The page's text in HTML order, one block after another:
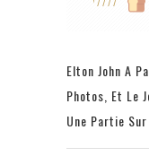
Elton John A
Photos, Et Le
Une Partie